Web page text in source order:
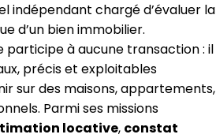
indépendant chargé d’évaluer la
d’un bien immobilier.
à aucune transaction : il
précis et exploitables
sur des maisons, appartements,
Parmi ses missions
locative, constat